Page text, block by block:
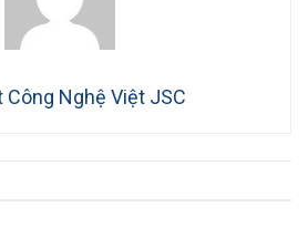
Công Nghệ Việt JSC